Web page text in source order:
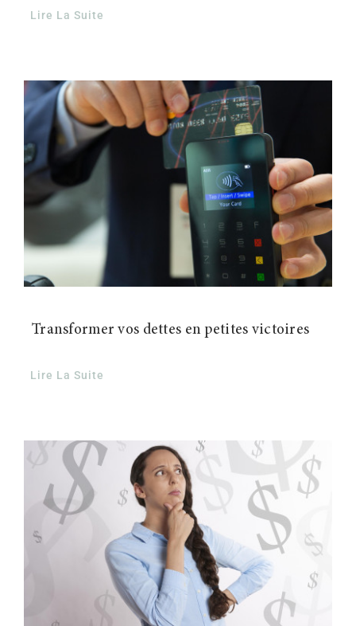
Lire La Suite
Transformer vos dettes en petites victoires
Lire La Suite